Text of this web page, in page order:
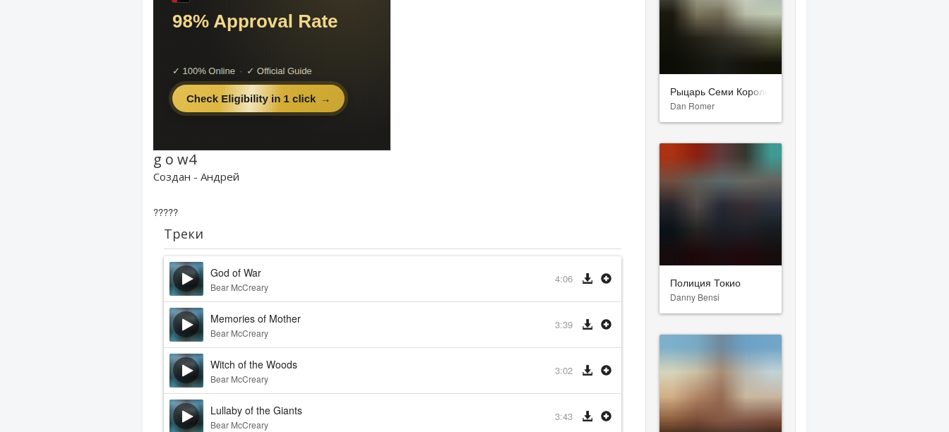
g o w4
Создан - Андрей
?????
Треки
God of War
Bear McCreary
4:06
Memories of Mother
Bear McCreary
3:39
Witch of the Woods
Bear McCreary
3:02
Lullaby of the Giants
Bear McCreary
3:43
Рыцарь Семи Королевств
Dan Romer
Полиция Токио
Danny Bensi